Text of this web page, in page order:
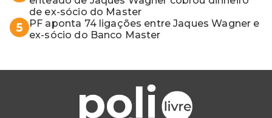
de ex-sócio do Master
5
PF aponta 74 ligações entre Jaques Wagner e
ex-sócio do Banco Master